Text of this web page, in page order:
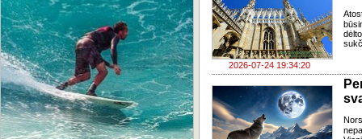
2026-07-24 19:34:20